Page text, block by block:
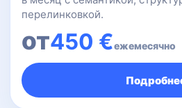
перелинковкой.
от450 €ежемесячно